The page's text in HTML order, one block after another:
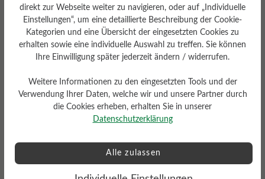
0 von 0 Bewertungen
Durchschnittliche Bewertung
Bewerten Sie dieses Produkt!
Teilen Sie Ihre Erfahrungen mit anderen
direkt zur Webseite weiter zu navigieren, oder auf „Individuelle
Einstellungen“, um eine detaillierte Beschreibung der Cookie-
Kategorien und eine Übersicht der eingesetzten Cookies zu
erhalten sowie eine individuelle Auswahl zu treffen. Sie können
Ihre Einwilligung später jederzeit ändern / widerrufen.
Weitere Informationen zu den eingesetzten Tools und der
Verwendung Ihrer Daten, welche wir und unsere Partner durch
die Cookies erheben, erhalten Sie in unserer
Datenschutzerklärung
Alle zulassen